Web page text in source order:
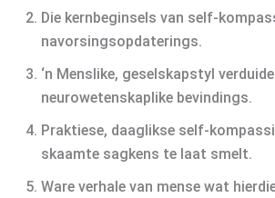
Die kernbeginsels van self-
navorsingsopdaterings.
‘n Menslike, geselskapstyl
neurowetenskaplike bevindings.
Praktiese, daaglikse self-
skaamte sagkens te laat smelt.
Ware verhale van mense wat